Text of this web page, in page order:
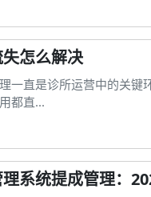
怎么解决
一直是诊所运营中的关键
都直...
系统提成管理：